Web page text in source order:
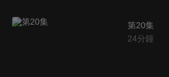
第20集
24分鐘